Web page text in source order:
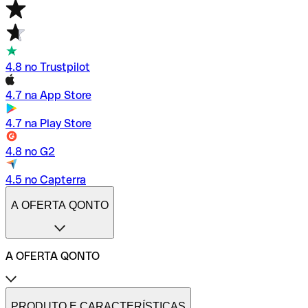
4.8 no Trustpilot
4.7 na App Store
4.7 na Play Store
4.8 no G2
4.5 no Capterra
A OFERTA QONTO
A OFERTA QONTO
Tarifas